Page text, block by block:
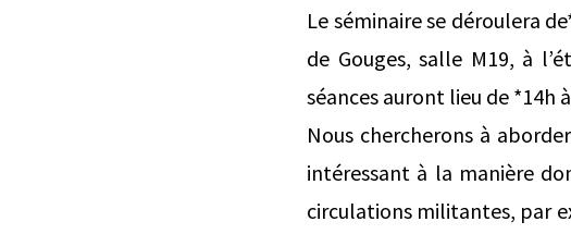
Le séminaire se déroulera
de Gouges, salle M19, à
séances auront lieu de *14h
Nous chercherons à
intéressant à la manière
circulations militantes, par